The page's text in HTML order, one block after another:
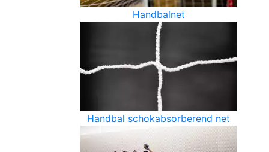
Handbalnet
Handbal schokabsorberend net